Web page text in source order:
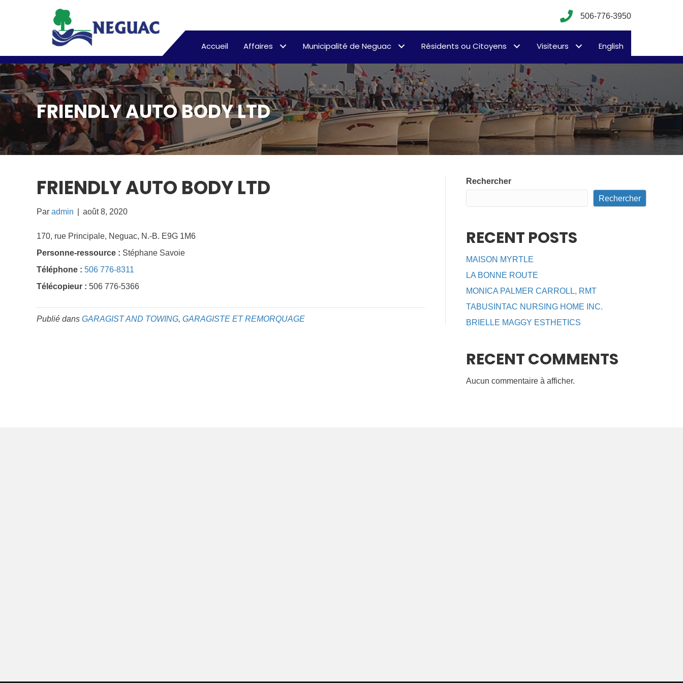
506-776-3950
Accueil Affaires Municipalité de Neguac Résidents ou Citoyens Visiteurs English
FRIENDLY AUTO BODY LTD
FRIENDLY AUTO BODY LTD
Par admin août 8, 2020
170, rue Principale, Neguac, N.-B. E9G 1M6
Personne-ressource : Stéphane Savoie
Téléphone : 506 776-8311
Télécopieur : 506 776-5366
Publié dans GARAGIST AND TOWING, GARAGISTE ET REMORQUAGE
Rechercher
Rechercher
RECENT POSTS
MAISON MYRTLE
LA BONNE ROUTE
MONICA PALMER CARROLL, RMT
TABUSINTAC NURSING HOME INC.
BRIELLE MAGGY ESTHETICS
RECENT COMMENTS
Aucun commentaire à afficher.